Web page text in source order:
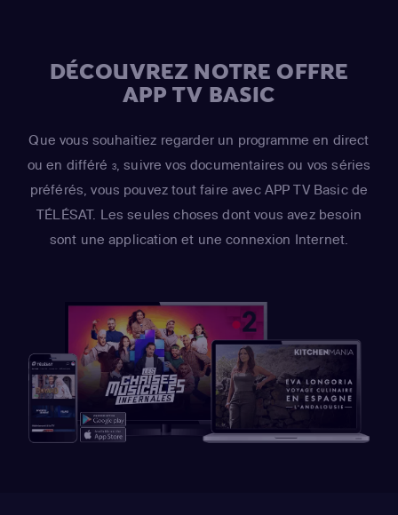
DÉCOUVREZ NOTRE OFFRE
APP TV BASIC
Que vous souhaitiez regarder un programme en direct
ou en différé 3, suivre vos documentaires ou vos séries
préférés, vous pouvez tout faire avec APP TV Basic de
TÉLÉSAT. Les seules choses dont vous avez besoin
sont une application et une connexion Internet.